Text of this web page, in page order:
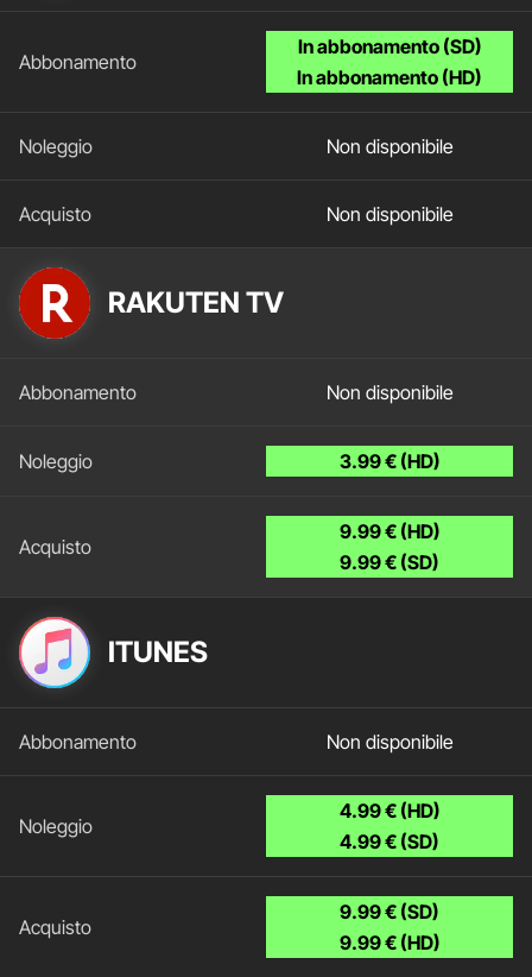
In abbonamento (SD)
In abbonamento (HD)
Non disponibile
Non disponibile
RAKUTEN TV
Non disponibile
3.99 € (HD)
9.99 € (HD)
9.99 € (SD)
ITUNES
Non disponibile
4.99 € (HD)
4.99 € (SD)
9.99 € (SD)
9.99 € (HD)